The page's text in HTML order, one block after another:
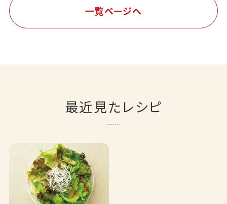
一覧ページへ
最近見たレシピ